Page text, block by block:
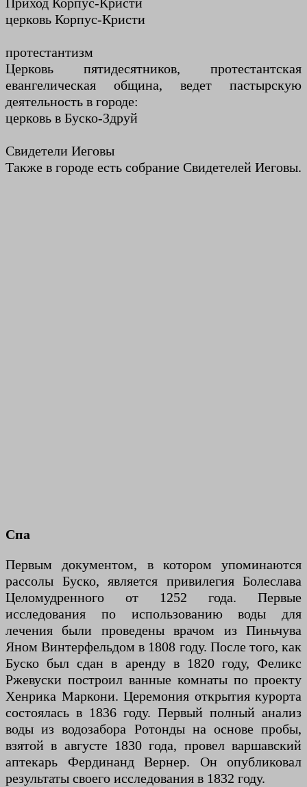
церковь Корпус-Кристи
протестантизм
Церковь пятидесятников, протестантская
евангелическая община, ведет пастырскую
деятельность в городе:
церковь в Буско-Здруй
Свидетели Иеговы
Также в городе есть собрание Свидетелей Иеговы.
Спа
Первым документом, в котором упоминаются
рассолы Буско, является привилегия Болеслава
Целомудренного от 1252 года. Первые
исследования по использованию воды для
лечения были проведены врачом из Пиньчува
Яном Винтерфельдом в 1808 году. После того, как
Буско был сдан в аренду в 1820 году, Феликс
Ржевуски построил ванные комнаты по проекту
Хенрика Маркони. Церемония открытия курорта
состоялась в 1836 году. Первый полный анализ
воды из водозабора Ротонды на основе пробы,
взятой в августе 1830 года, провел варшавский
аптекарь Фердинанд Вернер. Он опубликовал
результаты своего исследования в 1832 году.